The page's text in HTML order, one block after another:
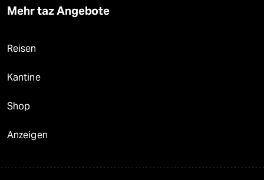
Mehr taz Angebote
Reisen
Kantine
Shop
Anzeigen